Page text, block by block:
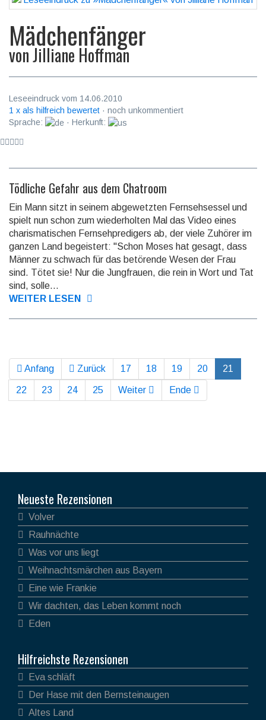
Mädchenfänger
vonJilliane Hoffman
Leseeindruck vom 14.06.2010
1 x als hilfreich bewertet · noch unkommentiert
Sprache:
· Herkunft:
Tödliche Gefahr aus dem Chatroom
Ein Mann sitzt in seinem abgewetzten Fernsehsessel und
spielt nun schon zum wiederholten Mal das Video eines
charismatischen Fernsehpredigers ab, der viele Zuhörer im
ganzen Land begeistert: "Schon Moses hat gesagt, dass
Männer zu schwach für das betörende Wesen der Frau
sind. Tötet sie! Nur die Jungfrauen, die rein in Wort und Tat
sind, solle...
WEITER LESEN
Anfang Zurück 17 18 19 20 21
22 23 24 25 Weiter Ende
Neueste Rezensionen
Volver
Rauhnächte
Was vor uns liegt
Weihnachtsmärchen aus Bayern
Eine wie Frankie
Wir dachten, das Leben kommt noch
Eden
Hilfreichste Rezensionen
Eva schläft
Der Hase mit den Bernsteinaugen
Altes Land